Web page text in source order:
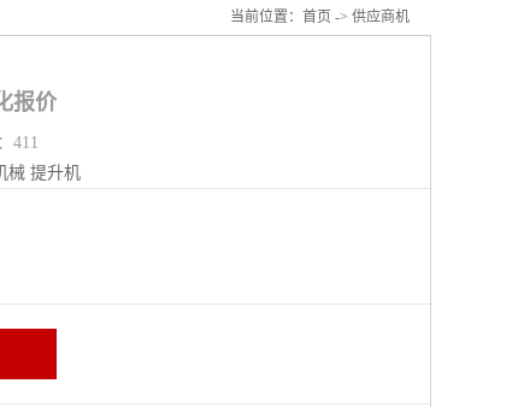
当前位置： 首页 -> 供应商机
报价
411
械 提升机